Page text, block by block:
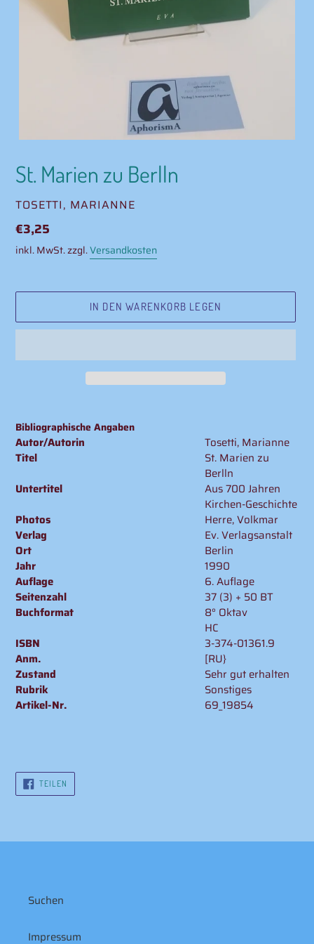
St. Marien zu Berlln
VERKÄUFER
TOSETTI, MARIANNE
Normaler
Preis
€3,25
inkl. MwSt. zzgl.Versandkosten
IN DEN WARENKORB LEGEN
wird
zum
Warenkorb
hinzugefügt
Bibliographische Angaben
Autor/Autorin
Tosetti, Marianne
Titel
St. Marien zu
Berlln
Untertitel
Aus 700 Jahren
Kirchen-Geschichte
Photos
Herre, Volkmar
Verlag
Ev. Verlagsanstalt
Ort
Berlin
Jahr
1990
Auflage
6. Auflage
Seitenzahl
37 (3) + 50 BT
Buchformat
8° Oktav
HC
ISBN
3-374-01361.9
Anm.
[RU}
Zustand
Sehr gut erhalten
Rubrik
Sonstiges
Artikel-Nr.
69_19854
TEILEN
TEILEN
Suchen
Impressum